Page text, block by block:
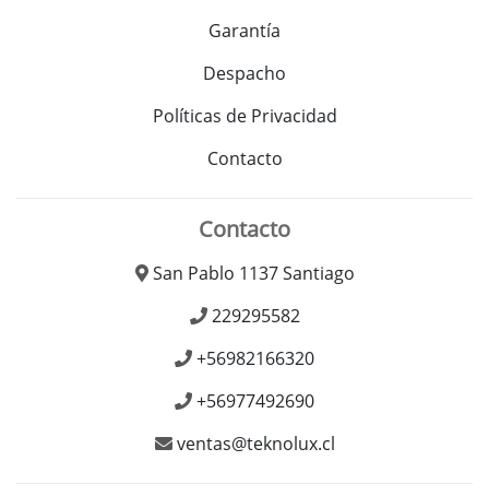
Garantía
Despacho
Políticas de Privacidad
Contacto
Contacto
San Pablo 1137 Santiago
229295582
+56982166320
+56977492690
ventas@teknolux.cl